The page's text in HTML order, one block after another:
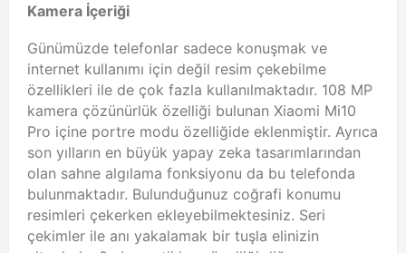
Kamera İçeriği
Günümüzde telefonlar sadece konuşmak ve
internet kullanımı için değil resim çekebilme
özellikleri ile de çok fazla kullanılmaktadır. 108 MP
kamera çözünürlük özelliği bulunan Xiaomi Mi10
Pro içine portre modu özelliğide eklenmiştir. Ayrıca
son yılların en büyük yapay zeka tasarımlarından
olan sahne algılama fonksiyonu da bu telefonda
bulunmaktadır. Bulunduğunuz coğrafi konumu
resimleri çekerken ekleyebilmektesiniz. Seri
çekimler ile anı yakalamak bir tuşla elinizin